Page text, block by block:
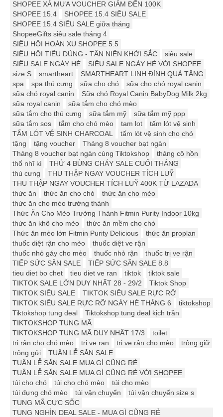
SHOPEE XẢ MƯA VOUCHER GIẢM ĐẾN 100K
SHOPEE 15.4
SHOPEE 15.4 SIÊU SALE
SHOPEE 15.4 SIÊU SALE giữa tháng
ShopeeGifts siêu sale tháng 4
SIÊU HỘI HOÀN XU SHOPEE 5.5
SIÊU HỘI TIÊU DÙNG - TÂN NIÊN KHỞI SẮC
siêu sale
SIÊU SALE NGÀY HÈ
SIÊU SALE NGÀY HÈ VỚI SHOPEE
size S
smartheart
SMARTHEART LINH ĐÌNH QUÀ TẶNG
spa
spa thú cưng sữa cho chó
sữa cho chó royal canin
sữa chó royal canin
Sữa chó Royal Canin BabyDog Milk 2kg
sữa royal canin
sữa tắm cho chó mèo
sữa tắm cho thú cưng
sữa tắm mỹ
sữa tắm mỹ ppp
sữa tắm sos
tắm cho chó mèo tam lot
tấm lót vệ sinh
TẤM LÓT VỆ SINH CHARCOAL
tấm lót vệ sinh cho chó
tặng
tặng voucher
Tháng 8 voucher bạt ngàn
Tháng 8 voucher bạt ngàn cùng Tiktokshop
tháng cô hồn
thổ nhĩ kì
THỨ 4 BÙNG CHÁY SALE CUỐI THÁNG
thú cưng
THU THẬP NGAY VOUCHER TÍCH LUỸ
THU THẬP NGAY VOUCHER TÍCH LUỸ 400K TỪ LAZADA
thức ăn
thức ăn cho chó
thức ăn cho mèo
thức ăn cho mèo trưởng thành
Thức Ăn Cho Mèo Trưởng Thành Fitmin Purity Indoor 10kg
thức ăn khô cho mèo
thức ăn mềm cho chó
Thức ăn mèo lớn Fitmin Purity Delicious
thức ăn proplan
thuốc diệt rận cho mèo
thuốc diệt ve rận
thuốc nhỏ gáy cho mèo
thuốc nhỏ rận
thuốc trị ve rận
TIẾP SỨC SĂN SALE
TIẾP SỨC SĂN SALE 8.8
tieu diet bo chet
tieu diet ve ran tiktok
tiktok sale
TIKTOK SALE LỚN DUY NHẤT 28 - 29/2
Tiktok Shop
TIKTOK SIÊU SALE
TIKTOK SIÊU SALE RỰC RỠ
TIKTOK SIÊU SALE RỰC RỠ NGÀY HÈ THÁNG 6
tiktokshop
Tiktokshop tung deal
Tiktokshop tung deal kịch trần
TIKTOKSHOP TUNG MÃ
TIKTOKSHOP TUNG MÃ DUY NHẤT 17/3
toilet
trị rận cho chó mèo
tri ve ran trị ve rận cho mèo
trông giữ
trông gửi
TUẦN LỄ SĂN SALE
TUẦN LỄ SĂN SALE MUA GÌ CŨNG RẺ
TUẦN LỄ SĂN SALE MUA GÌ CŨNG RẺ VỚI SHOPEE
túi cho chó
túi cho chó mèo
túi cho mèo
túi đựng chó mèo
túi vận chuyển
túi vận chuyển size s
TUNG MÃ CỰC SỐC
TUNG NGHÌN DEAL SALE - MUA GÌ CŨNG RẺ